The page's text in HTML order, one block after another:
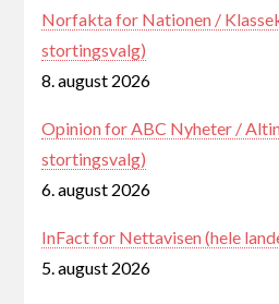
Norfakta for Nationen /
stortingsvalg)
8. august 2026
Opinion for ABC Nyheter /
stortingsvalg)
6. august 2026
InFact for Nettavisen (hele
5. august 2026